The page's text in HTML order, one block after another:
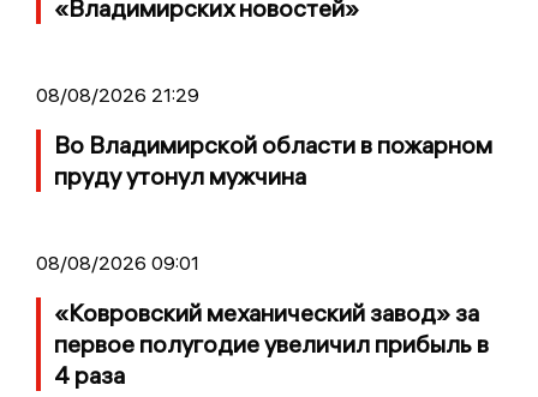
«Владимирских новостей»
08/08/2026 21:29
Во Владимирской области в пожарном
пруду утонул мужчина
08/08/2026 09:01
«Ковровский механический завод» за
первое полугодие увеличил прибыль в
4 раза